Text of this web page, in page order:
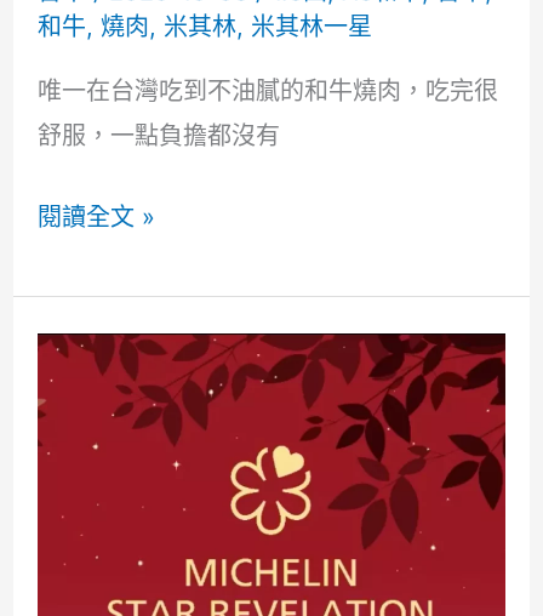
其
林
一
二
和牛, 燒肉, 米其林, 米其林一星
唯一在台灣吃到不油膩的和牛燒肉，吃完很
舒服，一點負擔都沒有
台
俺
達
の
肉
閱讀全文 »